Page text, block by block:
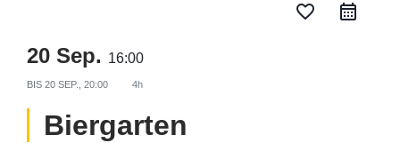
favorite_border
20 Sep. 16:00
BIS 20 SEP., 20:00 4h
Biergarten